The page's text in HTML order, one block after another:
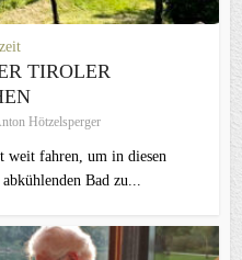
TIROLER
Hötzelsperger
weit fahren, um in diesen
Bad zu...